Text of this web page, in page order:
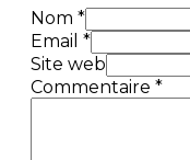
Nom *
Email *
Site web
Commentaire *